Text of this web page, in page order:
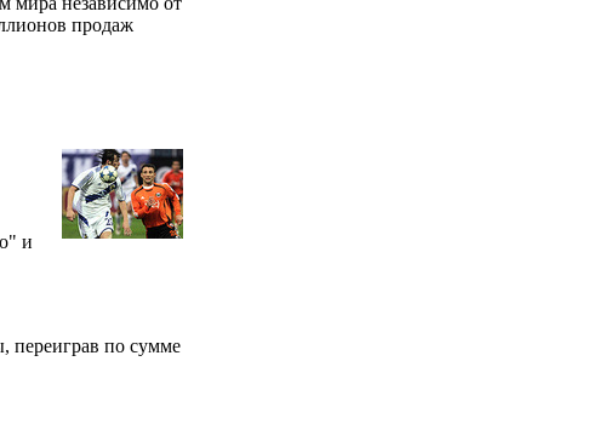
продаж
и
по сумме